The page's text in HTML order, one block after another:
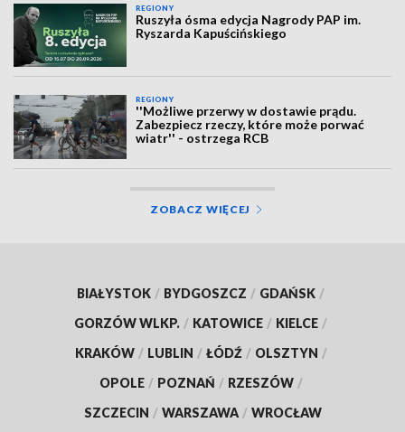
REGIONY
Ruszyła ósma edycja Nagrody PAP im.
Ryszarda Kapuścińskiego
REGIONY
''Możliwe przerwy w dostawie prądu.
Zabezpiecz rzeczy, które może porwać
wiatr'' - ostrzega RCB
ZOBACZ WIĘCEJ
BIAŁYSTOK / BYDGOSZCZ / GDAŃSK /
GORZÓW WLKP. / KATOWICE / KIELCE /
KRAKÓW / LUBLIN / ŁÓDŹ / OLSZTYN /
OPOLE / POZNAŃ / RZESZÓW /
SZCZECIN / WARSZAWA / WROCŁAW